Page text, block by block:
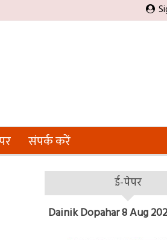
संपर्क करें
ई-पेपर
Dainik Dopahar 8 Aug